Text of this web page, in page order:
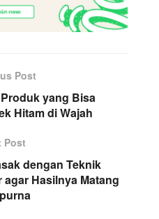
Post
yang Bisa
Hitam di Wajah
Post
dengan Teknik
Hasilnya Matang